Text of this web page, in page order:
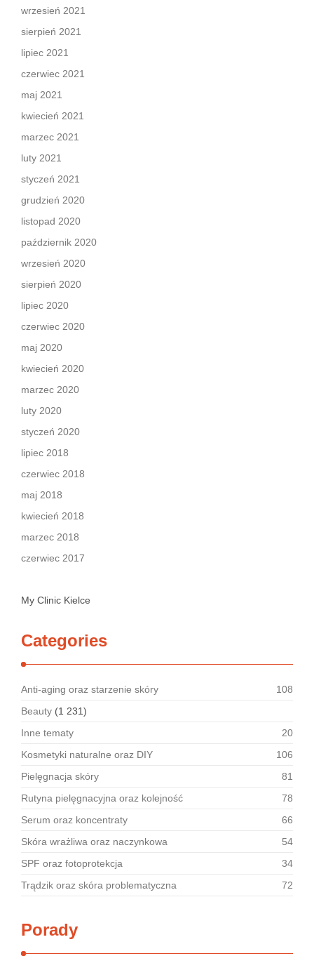
wrzesień 2021
sierpień 2021
lipiec 2021
czerwiec 2021
maj 2021
kwiecień 2021
marzec 2021
luty 2021
styczeń 2021
grudzień 2020
listopad 2020
październik 2020
wrzesień 2020
sierpień 2020
lipiec 2020
czerwiec 2020
maj 2020
kwiecień 2020
marzec 2020
luty 2020
styczeń 2020
lipiec 2018
czerwiec 2018
maj 2018
kwiecień 2018
marzec 2018
czerwiec 2017
My Clinic Kielce
Categories
Anti-aging oraz starzenie skóry
108
Beauty (1 231)
Inne tematy
20
Kosmetyki naturalne oraz DIY
106
Pielęgnacja skóry
81
Rutyna pielęgnacyjna oraz kolejność
78
Serum oraz koncentraty
66
Skóra wrażliwa oraz naczynkowa
54
SPF oraz fotoprotekcja
34
Trądzik oraz skóra problematyczna
72
Porady